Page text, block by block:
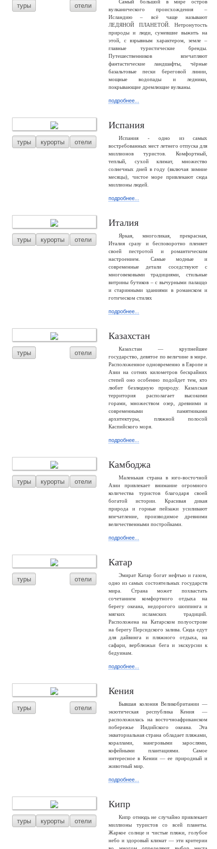
туры отели
Самый большой в мире остров
вулканического происхождения –
Исландию – всё чаще называют
ЛЕДЯНОЙ ПЛАНЕТОЙ. Нетронутость
природы и люди, сумевшие выжить на
этой, с взрывным характером, земле –
главные туристические бренды.
Путешественников впечатляют
фантастические ландшафты, чёрные
базальтовые пески береговой линии,
мощные водопады и ледники,
покрывающие дремлющие вулканы.
подробнее...
туры курорты отели
Испания
Испания - одно из самых
востребованных мест летнего отпуска для
миллионов туристов. Комфортный,
теплый, сухой климат, множество
солнечных дней в году (включая зимние
месяцы), чистое море привлекают сюда
миллионы людей.
подробнее...
туры курорты отели
Италия
Яркая, многоликая, прекрасная,
Италия сразу и бесповоротно пленяет
своей пестротой и романтическим
настроением. Самые модные и
современные детали соседствуют с
многовековыми традициями, стильные
витрины бутиков – с вычурными палаццо
и старинными зданиями в романском и
готическом стилях
подробнее...
туры отели
Казахстан
Казахстан — крупнейшее
государство, девятое по величине в мире.
Расположенное одновременно в Европе и
Азии на сотнях километров бескрайних
степей оно особенно подойдет тем, кто
любит безлюдную природу. Казахская
территория располагает высокими
горами, множеством озер, древними и
современными памятниками
архитектуры, пляжной полосой
Каспийского моря.
подробнее...
туры курорты отели
Камбоджа
Маленькая страна в юго-восточной
Азии привлекает внимание огромного
количества туристов благодаря своей
богатой истории. Красивая дикая
природа и горные пейзажи усиливают
впечатление, производимое древними
величественными постройками.
подробнее...
туры отели
Катар
Эмират Катар богат нефтью и газом,
одно из самых состоятельных государств
мира. Страна может похвастать
сочетанием комфортного отдыха на
берегу океана, недорогого шоппинга и
мягких исламских традиций.
Расположена на Катарском полуострове
на берегу Персидского залива. Сюда едут
для дайвинга и пляжного отдыха, на
сафари, верблюжьи бега и экскурсии к
бедуинам.
подробнее...
туры отели
Кения
Бывшая колония Великобритании —
экзотическая республика Кения —
расположилась на восточноафриканском
побережье Индийского океана. Эта
экваториальная страна обладает пляжами,
кораллами, мангровыми зарослями,
кофейными плантациями. Самое
интересное в Кении — ее природный и
животный мир.
подробнее...
туры курорты отели
Кипр
Кипр отнюдь не случайно привлекает
миллионы туристов со всей планеты.
Жаркое солнце и чистые пляжи, голубое
небо и здоровый климат — эти критерии